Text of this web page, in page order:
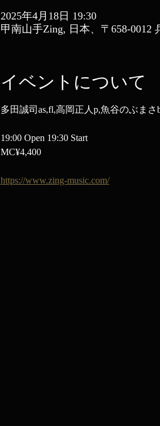
2025年4月18日 19:30
甲南山手Zing, 日本、〒658-0012
イベントについて
多田誠司as,fl,高岡正人p,魚谷のぶまさ
19:00 Open 19:30 Start
MC¥4,400
https://www.zing-music.com/